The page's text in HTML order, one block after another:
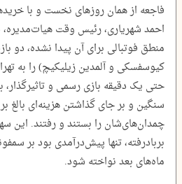
فاجعه از همان روزهای نخست و با
احمد شهریاری، رئیس وقت
منطق فوتبالی برای آن پیدا نشده، دو
کیوسفسکی و آلمدین زیلیکیچ) را به
حتی یک دقیقه بازی رسمی و تاثیرگذار،
چمدان‌های‌شان را بستند و رفتند. این
بربادرفته، تنها پیش‌درآمدی بود بر
ماه‌های بعد نواخته شود.